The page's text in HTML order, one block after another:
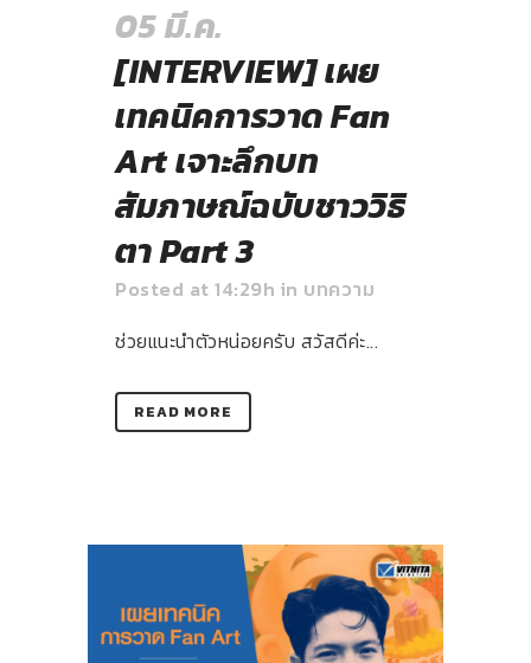
05 มี.ค.
[INTERVIEW] เผย
เทคนิคการวาด Fan
Art เจาะลึกบท
สัมภาษณ์ฉบับชาววิธิ
ตา Part 3
Posted at 14:29h in บทความ
ช่วยแนะนำตัวหน่อยครับ สวัสดีค่ะ...
READ MORE